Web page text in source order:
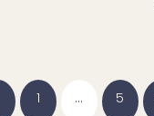
1 … 5